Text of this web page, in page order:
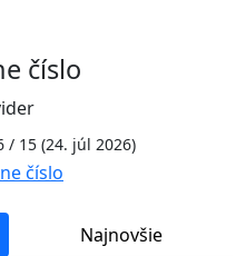
číslo
/ 15 (24. júl 2026)
Najnovšie